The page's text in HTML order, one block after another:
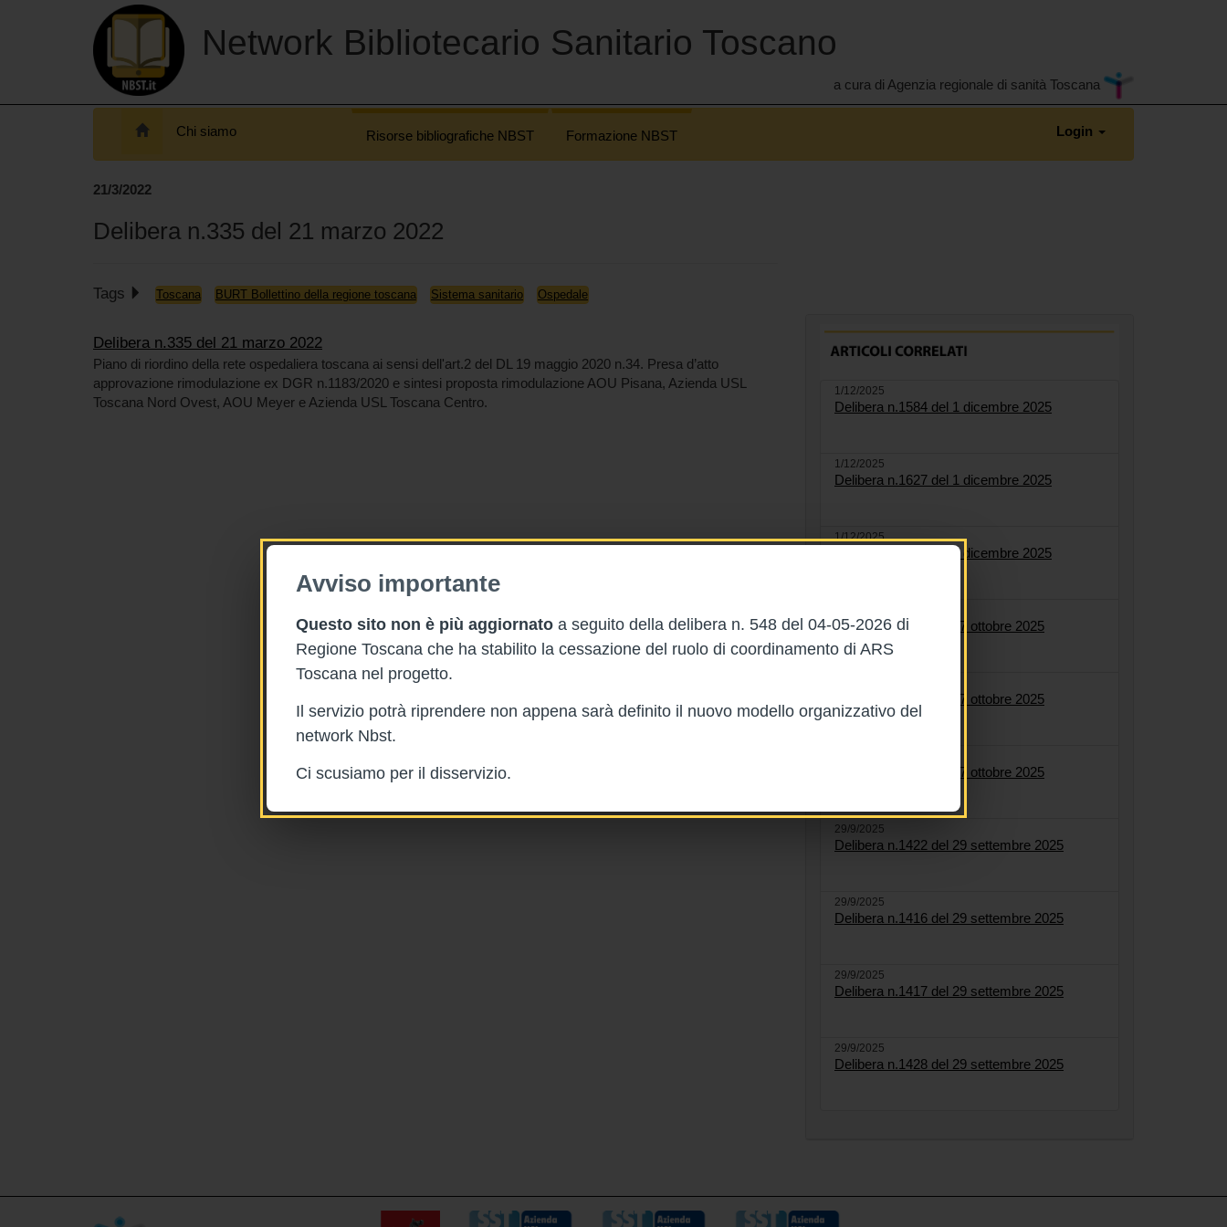
Avviso importante
Questo sito non è più aggiornato a seguito della delibera n. 548 del 04-05-2026 di
Regione Toscana che ha stabilito la cessazione del ruolo di coordinamento di ARS
Toscana nel progetto.
Il servizio potrà riprendere non appena sarà definito il nuovo modello organizzativo del
network Nbst.
Ci scusiamo per il disservizio.
Network Bibliotecario Sanitario Toscano
a cura di Agenzia regionale di sanità Toscana
Chi siamo Risorse bibliografiche NBST Formazione NBST Login
21/3/2022
Delibera n.335 del 21 marzo 2022
Tags Toscana BURT Bollettino della regione toscana Sistema sanitario Ospedale
Delibera n.335 del 21 marzo 2022
Piano di riordino della rete ospedaliera toscana ai sensi dell'art.2 del DL 19 maggio 2020 n.34. Presa d’atto
approvazione rimodulazione ex DGR n.1183/2020 e sintesi proposta rimodulazione AOU Pisana, Azienda USL
Toscana Nord Ovest, AOU Meyer e Azienda USL Toscana Centro.
1/12/2025
Delibera n.1584 del 1 dicembre 2025
1/12/2025
Delibera n.1627 del 1 dicembre 2025
1/12/2025
Delibera n.1622 del 1 dicembre 2025
Delibera n.1561 del 27 ottobre 2025
Delibera n.1564 del 27 ottobre 2025
Delibera n.1558 del 27 ottobre 2025
29/9/2025
Delibera n.1422 del 29 settembre 2025
29/9/2025
Delibera n.1416 del 29 settembre 2025
29/9/2025
Delibera n.1417 del 29 settembre 2025
29/9/2025
Delibera n.1428 del 29 settembre 2025